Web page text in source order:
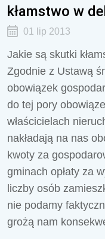
kłamstwo w
01 lip 2013
Jakie są skutki
Zgodnie z Ustawą
obowiązek
do tej pory
właścicielach
nakładają na nas
kwoty za
gminach opłaty za
liczby osób
nie podamy
grożą nam